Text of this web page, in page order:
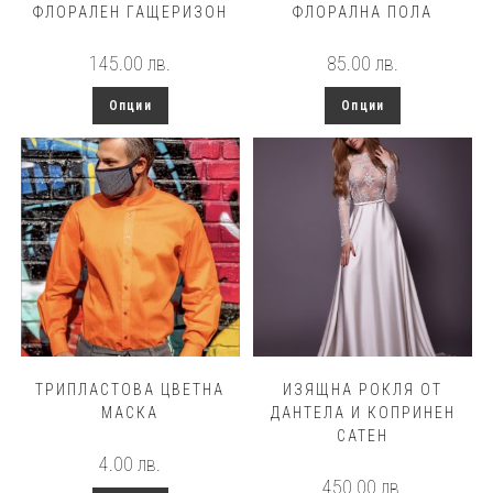
ФЛОРАЛЕН ГАЩЕРИЗОН
145.00 лв.
Опции
has
multiple
variants.
The
options
may
chosen
on
the
product
page
ФЛОРАЛНА ПОЛА
85.00 лв.
Опции
has
multiple
chosen
on
the
product
page
ТРИПЛАСТОВА ЦВЕТНА
МАСКА
4.00лв.
ИЗЯЩНА РОКЛЯ ОТ
ДАНТЕЛА И КОПРИНЕН
САТЕН
450.00 лв.